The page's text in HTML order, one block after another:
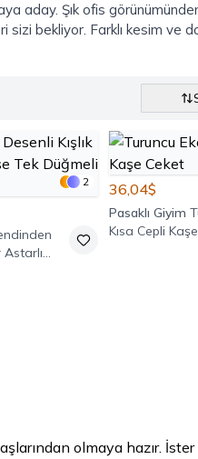
aday. Şık ofis
bekliyor. Farklı kesim ve
2
Astarlı
36,04$
Pasaklı Giyim
Kısa Cepli
olmaya hazır.